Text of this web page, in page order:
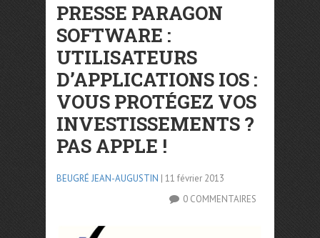
PRESSE PARAGON
SOFTWARE :
UTILISATEU​RS
D’APPLICAT​IONS IOS :
VOUS PROTÉGEZ VOS
INVESTISSE​MENTS ?
PAS APPLE !
BEUGRÉ JEAN-AUGUSTIN | 11 février 2013
0 COMMENTAIRES